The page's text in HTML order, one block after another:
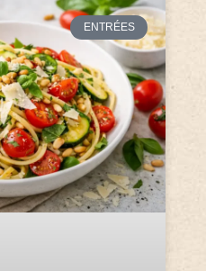
ENTRÉES